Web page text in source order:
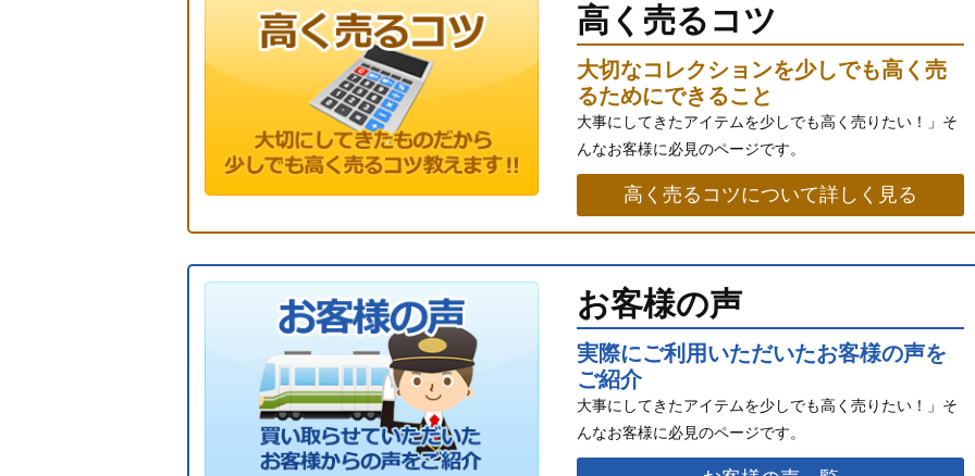
高く売るコツ
大切なコレクションを少しでも高く売
るためにできること
大事にしてきたアイテムを少しでも高く売りたい！」そ
んなお客様に必見のページです。
高く売るコツについて詳しく見る
お客様の声
実際にご利用いただいたお客様の声を
ご紹介
大事にしてきたアイテムを少しでも高く売りたい！」そ
んなお客様に必見のページです。